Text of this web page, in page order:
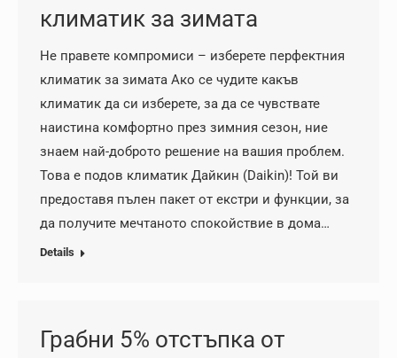
климатик за зимата
Не правете компромиси – изберете перфектния
климатик за зимата Ако се чудите какъв
климатик да си изберете, за да се чувствате
наистина комфортно през зимния сезон, ние
знаем най-доброто решение на вашия проблем.
Това е подов климатик Дайкин (Daikin)! Той ви
предоставя пълен пакет от екстри и функции, за
да получите мечтаното спокойствие в дома…
Details
Грабни 5% отстъпка от